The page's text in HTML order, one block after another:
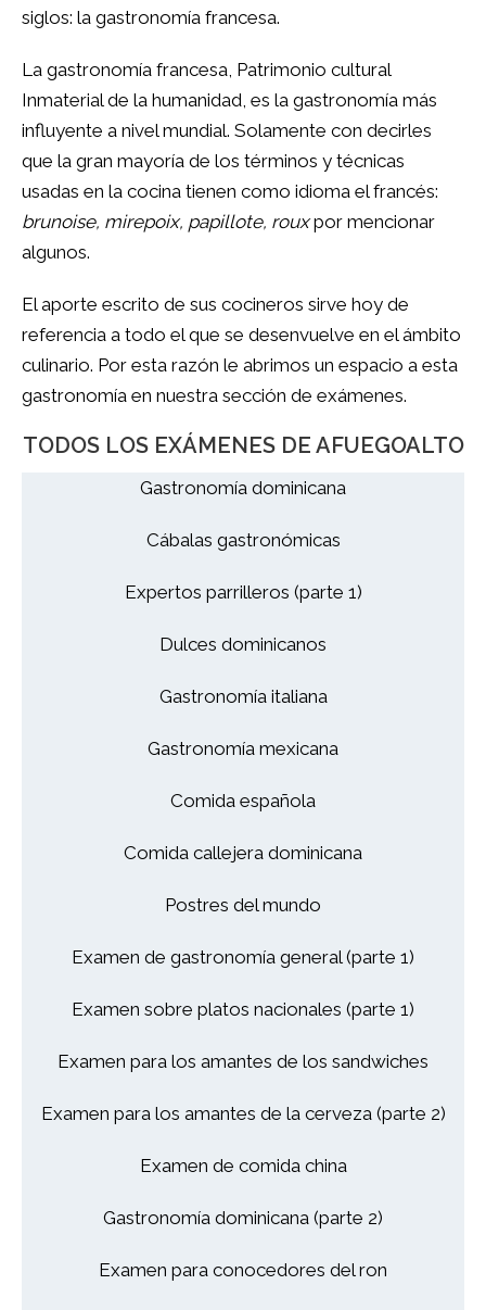
siglos: la gastronomía francesa.
La gastronomía francesa, Patrimonio cultural
Inmaterial de la humanidad, es la gastronomía más
influyente a nivel mundial. Solamente con decirles
que la gran mayoría de los términos y técnicas
usadas en la cocina tienen como idioma el francés:
brunoise, mirepoix, papillote, rouxpor mencionar
algunos.
El aporte escrito de sus cocineros sirve hoy de
referencia a todo el que se desenvuelve en el ámbito
culinario. Por esta razón le abrimos un espacio a esta
gastronomía en nuestra sección de exámenes.
TODOS LOS EXÁMENES DE AFUEGOALTO
Gastronomía dominicana
Cábalas gastronómicas
Expertos parrilleros (parte 1)
Dulces dominicanos
Gastronomía italiana
Gastronomía mexicana
Comida española
Comida callejera dominicana
Postres del mundo
Examen de gastronomía general (parte 1)
Examen sobre platos nacionales (parte 1)
Examen para los amantes de los sandwiches
Examen para los amantes de la cerveza (parte 2)
Examen de comida china
Gastronomía dominicana (parte 2)
Examen para conocedores del ron